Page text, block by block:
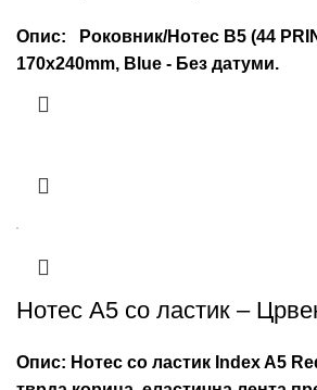
Опис:
Роковник/Нотес B5 (44
170x240mm, Blue - Без датуми.
Нотес А5 со ластик –
Опис: Нотес со ластик Index A5